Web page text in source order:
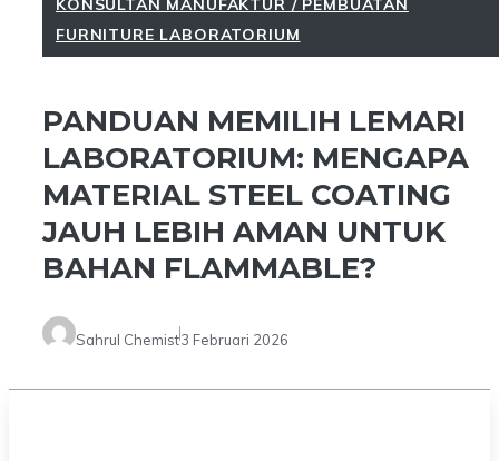
KONSULTAN MANUFAKTUR / PEMBUATAN
FURNITURE LABORATORIUM
PANDUAN MEMILIH LEMARI
LABORATORIUM: MENGAPA
MATERIAL STEEL COATING
JAUH LEBIH AMAN UNTUK
BAHAN FLAMMABLE?
Sahrul Chemist3 Februari 2026